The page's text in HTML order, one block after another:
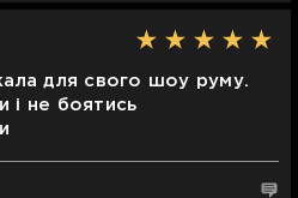
для свого шоу руму.
і не боятись